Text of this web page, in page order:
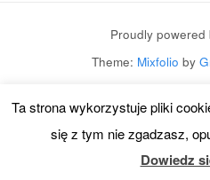
Proudly powered
Theme: Mixfolio by
Ta strona wykorzystuje pliki
się z tym nie zgadzasz,
Dowiedz